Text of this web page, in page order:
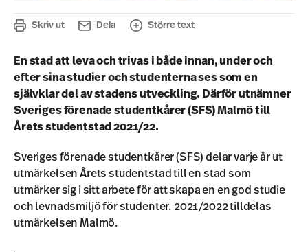
Skriv ut Dela Större text
En stad att leva och trivas i både innan, under och
efter sina studier och studenterna ses som en
självklar del av stadens utveckling. Därför utnämner
Sveriges förenade studentkårer (SFS) Malmö till
Årets studentstad 2021/22.
Sveriges förenade studentkårer (SFS) delar varje år ut
utmärkelsen Årets studentstad till en stad som
utmärker sig i sitt arbete för att skapa en en god studie
och levnadsmiljö för studenter. 2021/2022 tilldelas
utmärkelsen Malmö.